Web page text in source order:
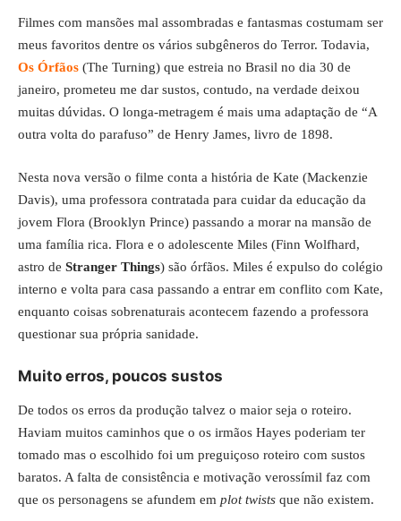
Filmes com mansões mal assombradas e fantasmas costumam ser
meus favoritos dentre os vários subgêneros do Terror. Todavia,
Os Órfãos (The Turning) que estreia no Brasil no dia 30 de
janeiro, prometeu me dar sustos, contudo, na verdade deixou
muitas dúvidas. O longa-metragem é mais uma adaptação de “A
outra volta do parafuso” de Henry James, livro de 1898.
Nesta nova versão o filme conta a história de Kate (Mackenzie
Davis), uma professora contratada para cuidar da educação da
jovem Flora (Brooklyn Prince) passando a morar na mansão de
uma família rica. Flora e o adolescente Miles (Finn Wolfhard,
astro de Stranger Things) são órfãos. Miles é expulso do colégio
interno e volta para casa passando a entrar em conflito com Kate,
enquanto coisas sobrenaturais acontecem fazendo a professora
questionar sua própria sanidade.
Muito erros, poucos sustos
De todos os erros da produção talvez o maior seja o roteiro.
Haviam muitos caminhos que o os irmãos Hayes poderiam ter
tomado mas o escolhido foi um preguiçoso roteiro com sustos
baratos. A falta de consistência e motivação verossímil faz com
que os personagens se afundem em plot twists que não existem.